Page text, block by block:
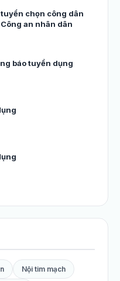
chọn công dân
an nhân dân
báo tuyển dụng
Nội tim mạch